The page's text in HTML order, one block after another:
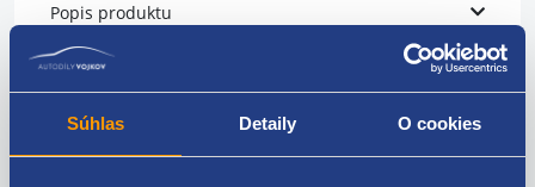
Súhlas Detaily O cookies
Popis produktu
Stĺpik riadenia
FORD originál: BV6N-3C529-ED 2390087 BV6N-3C529-
EB BV6N-3C529-EA BV6N-3C529-AD BV6N-3C529-AD